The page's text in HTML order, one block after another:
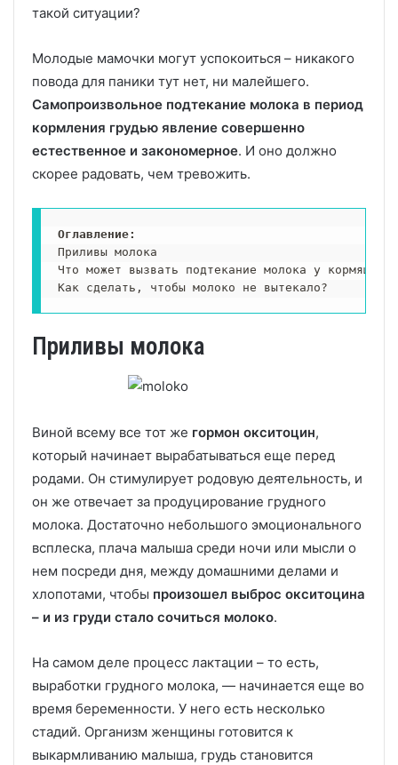
такой ситуации?
Молодые мамочки могут успокоиться – никакого
повода для паники тут нет, ни малейшего.
Самопроизвольное подтекание молока в период
кормления грудью явление совершенно
естественное и закономерное. И оно должно
скорее радовать, чем тревожить.
Оглавление:
Приливы молока
Что может вызвать подтекание молока у кормящей?
Как сделать, чтобы молоко не вытекало?
Приливы молока
Виной всему все тот же гормон окситоцин,
который начинает вырабатываться еще перед
родами. Он стимулирует родовую деятельность, и
он же отвечает за продуцирование грудного
молока. Достаточно небольшого эмоционального
всплеска, плача малыша среди ночи или мысли о
нем посреди дня, между домашними делами и
хлопотами, чтобы произошел выброс окситоцина
– и из груди стало сочиться молоко.
На самом деле процесс лактации – то есть,
выработки грудного молока, — начинается еще во
время беременности. У него есть несколько
стадий. Организм женщины готовится к
выкармливанию малыша, грудь становится